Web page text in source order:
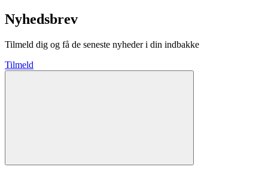
Nyhedsbrev
Tilmeld dig og få de seneste nyheder i din indbakke
Tilmeld